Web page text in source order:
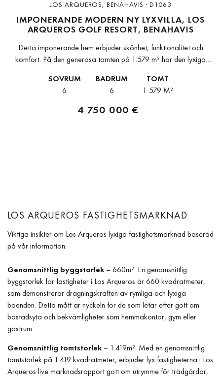
LOS ARQUEROS, BENAHAVIS · D1063
IMPONERANDE MODERN NY LYXVILLA, LOS
ARQUEROS GOLF RESORT, BENAHAVIS
Detta imponerande hem erbjuder skönhet, funktionalitet och
komfort. På den generösa tomten på 1.579 m² har den lyxiga
2017 och är redo...
SOVRUM
6
BADRUM
6
TOMT
1 579 M²
4 750 000 €
LOS ARQUEROS FASTIGHETSMARKNAD
Viktiga insikter om Los Arqueros lyxiga fastighetsmarknad baserad
på vår information:
Genomsnittlig byggstorlek – 660m²: En genomsnittlig
byggstorlek för fastigheter i Los Arqueros är 660 kvadratmeter,
som demonstrerar dragningskraften av rymliga och lyxiga
boenden. Detta mått är nyckeln för de som letar efter gott om
bostadsyta och bekvämligheter som hemmakontor, gym eller
gästrum. .
Genomsnittlig tomtstorlek – 1.419m²: Med en genomsnittlig
tomtstorlek på 1.419 kvadratmeter, erbjuder lyx fastigheterna i Los
Arqueros live marknadsrapport gott om utrymme för trädgårdar,